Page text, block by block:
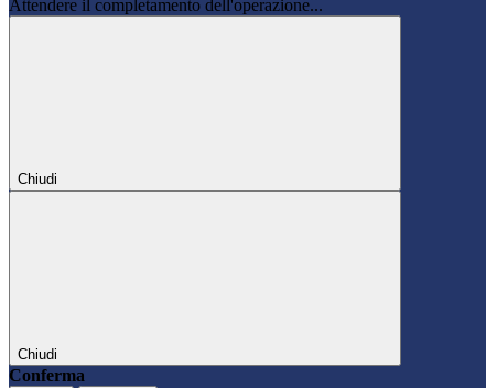
Attendere il completamento dell'operazione...
Chiudi
Chiudi
Conferma